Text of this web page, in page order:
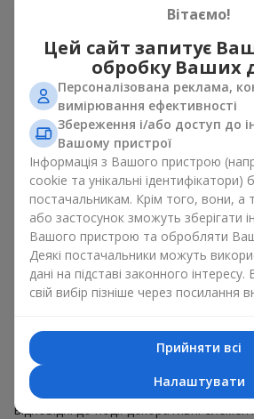
споживає цукор з особистих причин.
У кожному кошику — ароматні плоди,
плодовий мікс. Букет у кошику із
собою вишукану солодку корзинку або
із сезонних фруктів. Букет у кошику із
натуральний комплімент завжди
народження, ідо народження дитини
події.
Ідеї для
фруктів у
Емоційне забарвлення, яке несе букет
залежить від оформлення. Воно має
ніж вміст. Саме святкове
подарунок. Ми у компанії
побажань клієнта, створюючи декор.
композиції букет у кошику із фруктів
натуральні матеріали, продумана
відповідні до події декоративні
Вітаємо!
Цей сайт запитує
обробку Ваших
Персоналізована реклама,
вимірювання ефективності
Збереження і/або доступ до
Вашому пристрої
Інформація з Вашого пристрою
cookie та унікальні ідентифікатори)
постачальникам. Крім того, вони, а
або застосунок зможуть зберігати
Вашого пристрою та обробляти
Деякі постачальники можуть
дані на підставі законного
свій вибір пізніше через посилання
Прийняти всі
Налаштувати